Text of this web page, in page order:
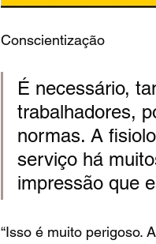
Conscientização
É necessário,
trabalhadores,
normas. A
serviço há
impressão que
“Isso é muito perigoso.